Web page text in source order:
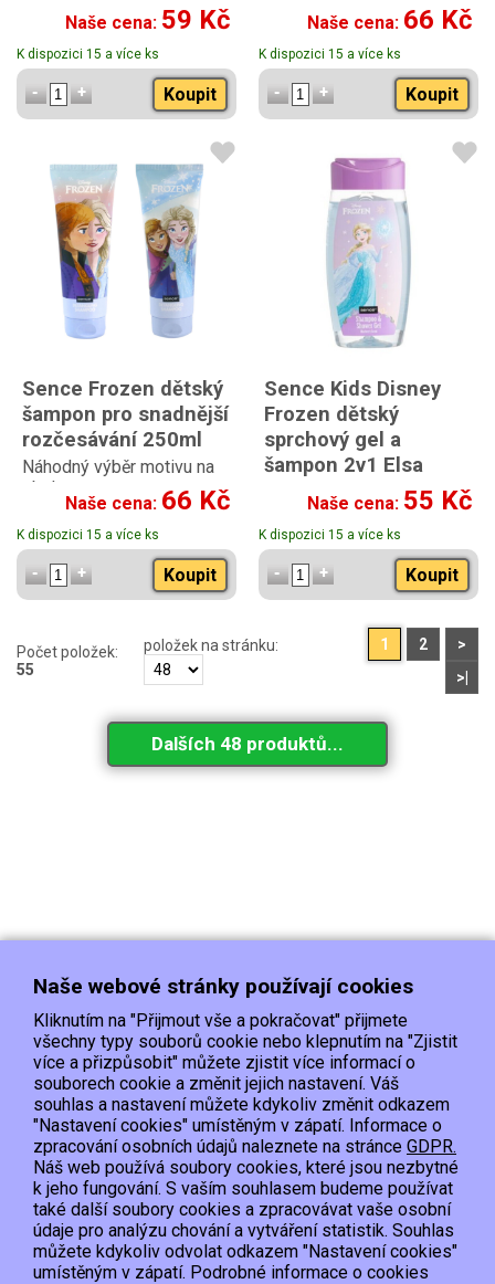
Naše cena: 59 Kč
K dispozici 15 a více ks
Koupit
Náhodný výběr motivu na
Naše cena: 66 Kč
K dispozici 15 a více ks
Koupit
Sence Frozen dětský
šampon pro snadnější
rozčesávání 250ml
Náhodný výběr motivu na
obale
Naše cena: 66 Kč
K dispozici 15 a více ks
Koupit
Sence Kids Disney
Frozen dětský
sprchový gel a
šampon 2v1 Elsa
210ml
Naše cena: 55 Kč
K dispozici 15 a více ks
Koupit
Počet položek:
55
položek na stránku: 1 2
>
>|
Dalších 48 produktů...
Doprava Platba
Kontakt/Reklamace
Obchodní podmínky
Ochrana os.údajů
EET :Podle zákona o evidenci tržeb je prodávající povinen vystavit kupujícímu
Zároveň je povinen zaevidovat přijatou tržbu u správce daně online; v případě
technického výpadku pak nejpozději do 48 hodin.
Naše webové stránky používají cookies
Kliknutím na "Přijmout vše a pokračovat" přijmete
všechny typy souborů cookie nebo klepnutím na "Zjistit
více a přizpůsobit" můžete zjistit více informací o
souborech cookie a změnit jejich nastavení. Váš
souhlas a nastavení můžete kdykoliv změnit odkazem
"Nastavení cookies" umístěným v zápatí. Informace o
zpracování osobních údajů naleznete na stránce GDPR.
Náš web používá soubory cookies, které jsou nezbytné
k jeho fungování. S vaším souhlasem budeme používat
také další soubory cookies a zpracovávat vaše osobní
údaje pro analýzu chování a vytváření statistik. Souhlas
můžete kdykoliv odvolat odkazem "Nastavení cookies"
umístěným v zápatí. Podrobné informace o cookies